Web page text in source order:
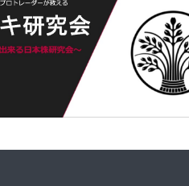
アート・写真
テクノロジー・ガジェット